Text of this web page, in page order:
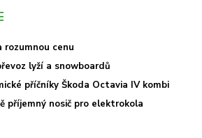
cenu
lyží a snowboardů
příčníky Škoda Octavia IV kombi
příjemný nosič pro elektrokola